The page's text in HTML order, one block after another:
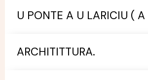
U PONTE A U LARICIU ( A
ARCHITITTURA.